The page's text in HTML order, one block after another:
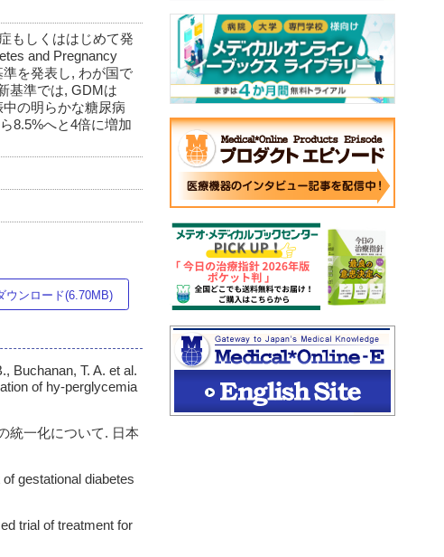
もしくははじめて発
and Pregnancy
を発表し, わが国で
基準では, GDMは
の明らかな糖尿病
8.5%へと4倍に増加
ウンロード(6.70MB)
Buchanan, T. A. et al.
of hy-perglycemia
統一化について. 日本
gestational diabetes
trial of treatment for